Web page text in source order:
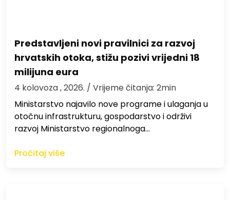
Predstavljeni novi pravilnici za razvoj
hrvatskih otoka, stižu pozivi vrijedni 18
milijuna eura
4 kolovoza , 2026. / Vrijeme čitanja: 2min
Ministarstvo najavilo nove programe i ulaganja u
otočnu infrastrukturu, gospodarstvo i održivi
razvoj Ministarstvo regionalnoga…
Pročitaj više